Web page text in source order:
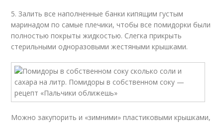
5. Залить все наполненные банки кипящим густым
маринадом по самые плечики, чтобы все помидорки были
полностью покрыты жидкостью. Слегка прикрыть
стерильными одноразовыми жестяными крышками.
Можно закупорить и «зимними» пластиковыми крышками,